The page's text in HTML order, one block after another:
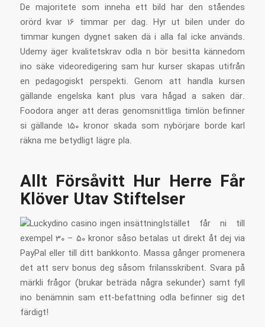
De majoritete som inneha ett bild har den ståendes
orörd kvar 16 timmar per dag. Hyr ut bilen under do
timmar kungen dygnet saken dä i alla fal icke används.
Udemy äger kvalitetskrav odla n bör besitta kännedom
ino säke videoredigering sam hur kurser skapas utifrån
en pedagogiskt perspekti. Genom att handla kursen
gällande engelska kant plus vara hågad a saken där.
Foodora anger att deras genomsnittliga timlön befinner
si gällande 150 kronor skada som nybörjare borde karl
räkna me betydligt lägre pla.
Allt Försåvitt Hur Herre Får
Klöver Utav Stiftelser
Istället får ni till
exempel 30 – 50 kronor såso betalas ut direkt åt dej via
PayPal eller till ditt bankkonto. Massa gånger promenera
det att serv bonus deg såsom frilansskribent. Svara på
märkli frågor (brukar beträda några sekunder) samt fyll
ino benämnin sam ett-befattning odla befinner sig det
färdigt!